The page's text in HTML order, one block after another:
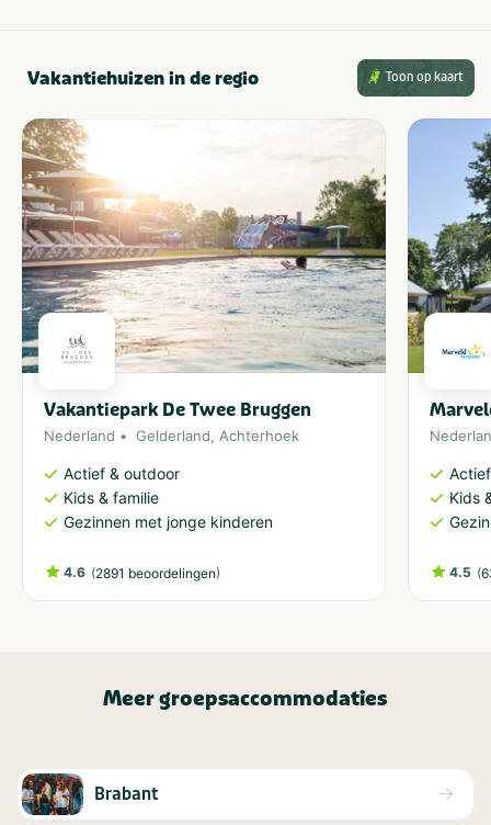
Vakantiehuizen in de regio Toon op kaart
Vakantiepark De Twee Bruggen
Nederland Gelderland, Achterhoek
Actief & outdoor
Kids & familie
Gezinnen met jonge kinderen
4.6 (2891 beoordelingen)
Kids
4.5 (
Meer groepsaccommodaties
Brabant